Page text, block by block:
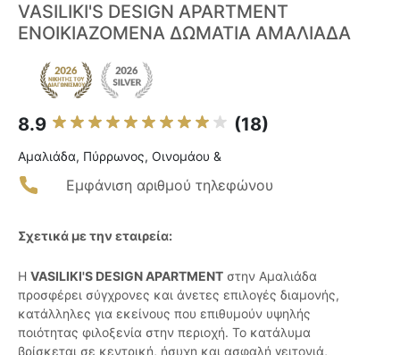
VASILIKI'S DESIGN APARTMENT
ΕΝΟΙΚΙΑΖΟΜΕΝΑ ΔΩΜΑΤΙΑ ΑΜΑΛΙΑΔΑ
8.9 (18)
Αμαλιάδα, Πύρρωνος, Οινομάου &
Εμφάνιση αριθμού τηλεφώνου
Σχετικά με την εταιρεία:
Η VASILIKI'S DESIGN APARTMENT στην Αμαλιάδα
προσφέρει σύγχρονες και άνετες επιλογές διαμονής,
κατάλληλες για εκείνους που επιθυμούν υψηλής
ποιότητας φιλοξενία στην περιοχή. Το κατάλυμα
βρίσκεται σε κεντρική, ήσυχη και ασφαλή γειτονιά,